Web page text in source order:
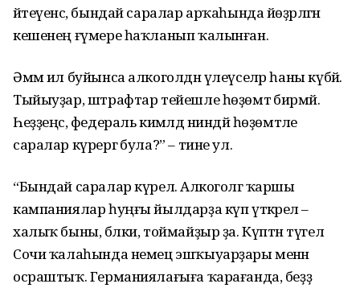
әйтеүенсә, бындай саралар арҡаһында йөҙәрләгән
кешенең ғүмере һаҡланып ҡалынған.
Әммә ил буйынса алкоголдән үлеүселәр һаны күбәйә.
Тыйыуҙар, штрафтар тейешле һөҙөмтә бирмәй.
Һеҙҙеңсә, федераль кимәлдә ниндәй һөҙөмтәле
саралар күрергә була?” – тине ул.
“Бындай саралар күрелә. Алкоголгә ҡаршы
кампаниялар һуңғы йылдарҙа күп үткәрелә –
халыҡ быны, бәлки, тоймайҙыр ҙа. Күптән түгел
Сочи ҡалаһында немец эшҡыуарҙары менән
осраштыҡ. Германиялағыға ҡарағанда, беҙҙә